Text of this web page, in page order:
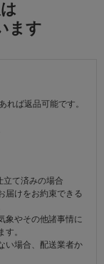
ます
れば返品可能です。
立て済みの場合
届けをお約束できる
象やその他諸事情に
。
い場合、配送業者か